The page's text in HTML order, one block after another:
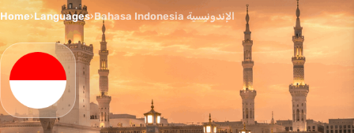
Home›Languages› Bahasa Indonesia الإندونيسية